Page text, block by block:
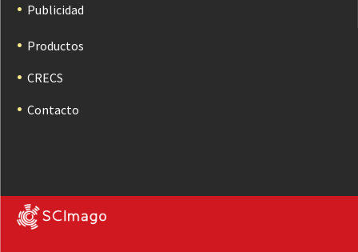
Publicidad
Productos
CRECS
Contacto